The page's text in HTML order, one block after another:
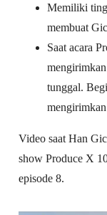
Memiliki
membuat
Saat acara
tunggal.
Video saat Han
show Produce X
episode 8.